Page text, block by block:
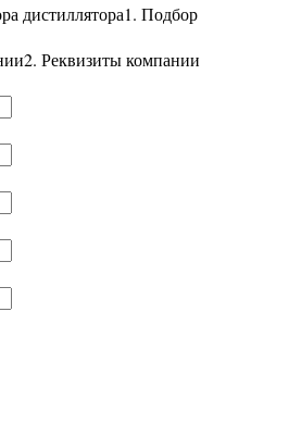
дистиллятора1. Подбор
2. Реквизиты компании